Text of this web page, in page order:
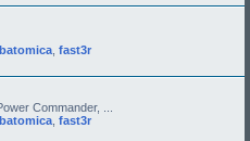
fast3r
Commander, ...
fast3r